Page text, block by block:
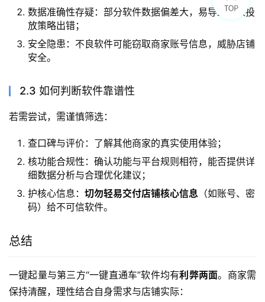
数据准确性存疑：部分软件数据偏差大，易导致商家投
放策略出错；
安全隐患：不良软件可能窃取商家账号信息，威胁店铺
安全。
2.3 如何判断软件靠谱性
若需尝试，需谨慎筛选：
查口碑与评价：了解其他商家的真实使用体验；
核功能合规性：确认功能与平台规则相符，能否提供详
细数据分析与合理优化建议；
护核心信息： 切勿轻易交付店铺核心信息 （如账号、密
码）给不可信软件。
总结
一键起量与第三方“一键直通车”软件均有利弊两面。商家需
保持清醒，理性结合自身需求与店铺实际：